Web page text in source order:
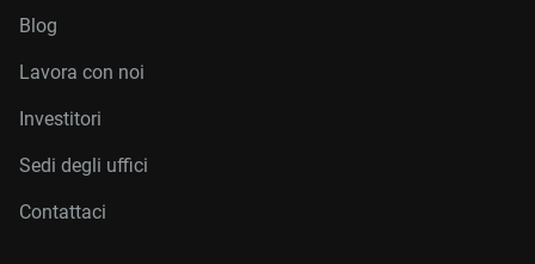
Blog
Lavora con noi
Investitori
Sedi degli uffici
Contattaci